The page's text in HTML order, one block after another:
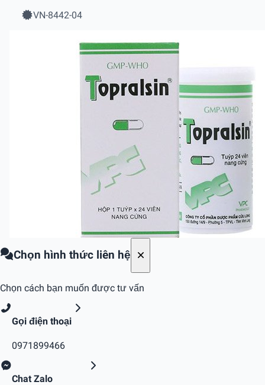
VN-8442-04
Chọn hình thức liên hệ
Chọn cách bạn muốn được tư vấn
Gọi điện thoại
0971899466
Chat Zalo